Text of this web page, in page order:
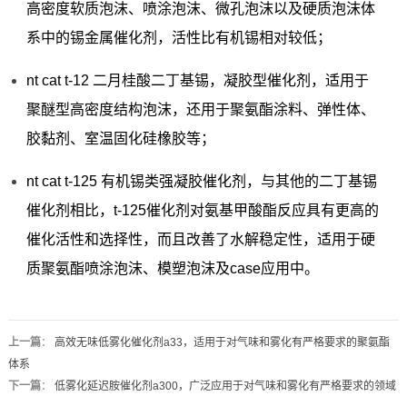
高密度软质泡沫、喷涂泡沫、微孔泡沫以及硬质泡沫体
系中的锡金属催化剂，活性比有机锡相对较低；
nt cat t-12 二月桂酸二丁基锡，凝胶型催化剂，适用于
聚醚型高密度结构泡沫，还用于聚氨酯涂料、弹性体、
胶黏剂、室温固化硅橡胶等；
nt cat t-125 有机锡类强凝胶催化剂，与其他的二丁基锡
催化剂相比，t-125催化剂对氨基甲酸酯反应具有更高的
催化活性和选择性，而且改善了水解稳定性，适用于硬
质聚氨酯喷涂泡沫、模塑泡沫及case应用中。
上一篇： 高效无味低雾化催化剂a33，适用于对气味和雾化有严格要求的聚氨酯
体系
下一篇： 低雾化延迟胺催化剂a300，广泛应用于对气味和雾化有严格要求的领域